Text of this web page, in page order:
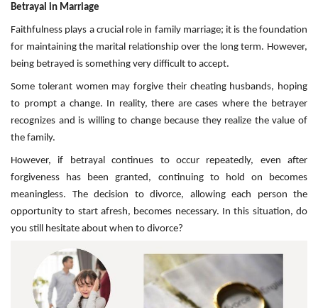
Betrayal in Marriage
Faithfulness plays a crucial role in family marriage; it is the foundation
for maintaining the marital relationship over the long term. However,
being betrayed is something very difficult to accept.
Some tolerant women may forgive their cheating husbands, hoping
to prompt a change. In reality, there are cases where the betrayer
recognizes and is willing to change because they realize the value of
the family.
However, if betrayal continues to occur repeatedly, even after
forgiveness has been granted, continuing to hold on becomes
meaningless. The decision to divorce, allowing each person the
opportunity to start afresh, becomes necessary. In this situation, do
you still hesitate about when to divorce?